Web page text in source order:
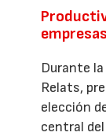
empresas
Durante
Relats,
elección
central